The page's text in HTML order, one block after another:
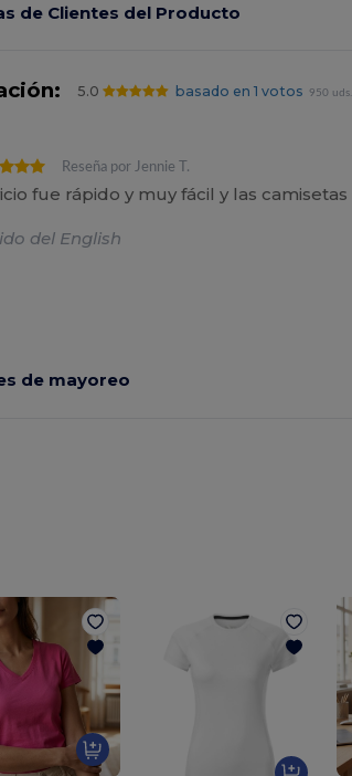
de Clientes del Producto
5.0 basado en 1 votos 950
Reseña por Jennie T.
fue rápido y muy fácil y las
del English
de mayoreo